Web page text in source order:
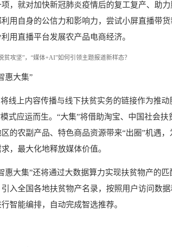
，就对加快新冠肺炎疫情后的复工复产、助
用自身的公信力和影响力，尝试小屏直播带
用直播平台发展农产品电商经济。
惠大集”
线上内容传播与线下扶贫实务的链接作为推
式应运而生。“大集”将借助淘宝、中国社会
的农副产品、特色商品资源带来“出圈”机遇
，最大化地释放媒体价值。
惠大集”还将通过大数据算力实现扶贫物产的
入全国各地扶贫物产名录，按照用户访问数
智能编排，自动完成智选推荐。